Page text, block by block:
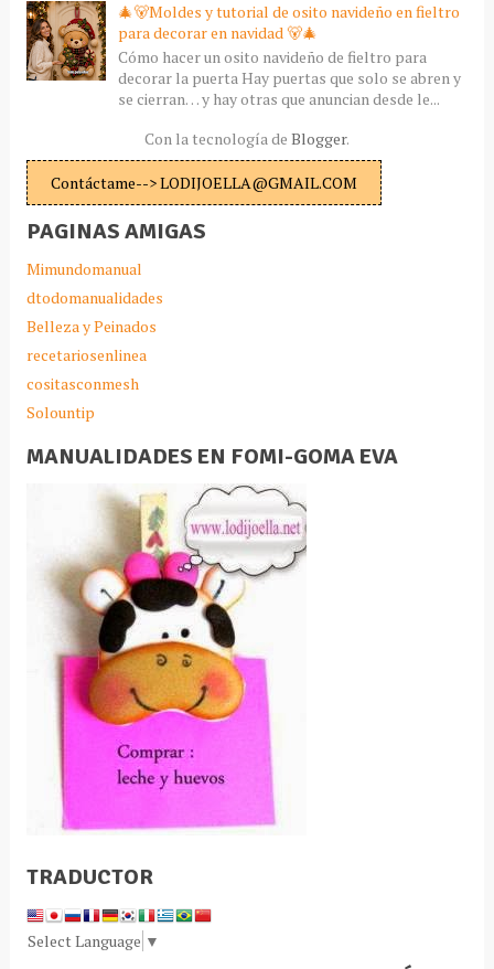
🎄🐻Moldes y tutorial de osito navideño en fieltro
para decorar en navidad 🐻🎄
Cómo hacer un osito navideño de fieltro para
decorar la puerta Hay puertas que solo se abren y
se cierran… y hay otras que anuncian desde le...
Con la tecnología de Blogger.
Contáctame--> LODIJOELLA@GMAIL.COM
PAGINAS AMIGAS
Mimundomanual
dtodomanualidades
Belleza y Peinados
recetariosenlinea
cositasconmesh
Solountip
MANUALIDADES EN FOMI-GOMA EVA
TRADUCTOR
Select Language ▼